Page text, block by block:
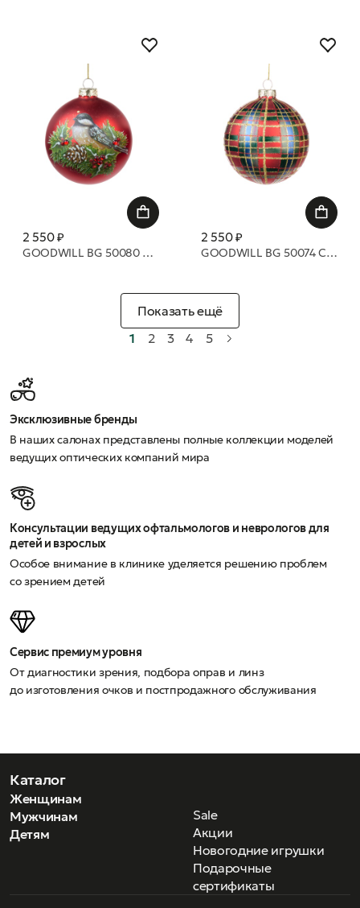
2 550 ₽
GOODWILL BG 50080 Стеклянный шар с изображением птиц 10 см
2 550 ₽
GOODWILL BG 50074 Стеклянный шар с орнаментом тартан 10 см
Показать ещё
1
2 3 4 5
Эксклюзивные бренды
В наших салонах представлены полные коллекции моделей
ведущих оптических компаний мира
Консультации ведущих офтальмологов и неврологов для
детей и взрослых
Особое внимание в клинике уделяется решению проблем
со зрением детей
Сервис премиум уровня
От диагностики зрения, подбора оправ и линз
до изготовления очков и постпродажного обслуживания
Каталог
Женщинам
Мужчинам
Детям
Sale
Акции
Новогодние игрушки
Подарочные
сертификаты